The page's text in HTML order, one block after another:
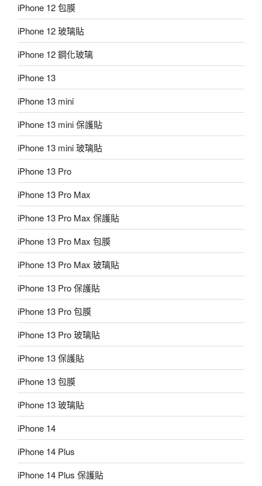
iPhone 12 包膜
iPhone 12 玻璃貼
iPhone 12 鋼化玻璃
iPhone 13
iPhone 13 mini
iPhone 13 mini 保護貼
iPhone 13 mini 玻璃貼
iPhone 13 Pro
iPhone 13 Pro Max
iPhone 13 Pro Max 保護貼
iPhone 13 Pro Max 包膜
iPhone 13 Pro Max 玻璃貼
iPhone 13 Pro 保護貼
iPhone 13 Pro 包膜
iPhone 13 Pro 玻璃貼
iPhone 13 保護貼
iPhone 13 包膜
iPhone 13 玻璃貼
iPhone 14
iPhone 14 Plus
iPhone 14 Plus 保護貼